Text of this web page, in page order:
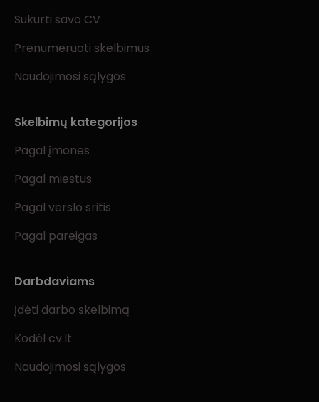
Sukurti savo CV
Prenumeruoti skelbimus
Naudojimosi sąlygos
Skelbimų kategorijos
Pagal įmones
Pagal miestus
Pagal verslo sritis
Pagal pareigas
Darbdaviams
Įdėti darbo skelbimą
Kodėl cv.lt
Naudojimosi sąlygos